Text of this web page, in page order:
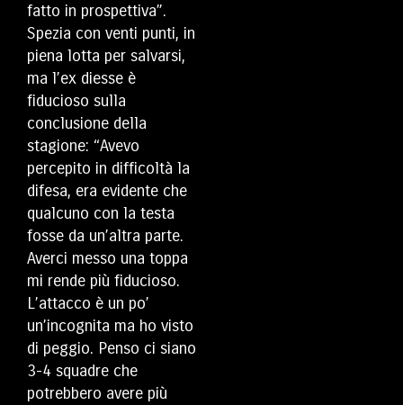
fatto in prospettiva”.
Spezia con venti punti, in
piena lotta per salvarsi,
ma l’ex diesse è
fiducioso sulla
conclusione della
stagione: “Avevo
percepito in difficoltà la
difesa, era evidente che
qualcuno con la testa
fosse da un’altra parte.
Averci messo una toppa
mi rende più fiducioso.
L’attacco è un po’
un’incognita ma ho visto
di peggio. Penso ci siano
3-4 squadre che
potrebbero avere più